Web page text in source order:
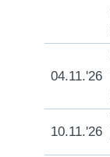
04.11.'26
10.11.'26